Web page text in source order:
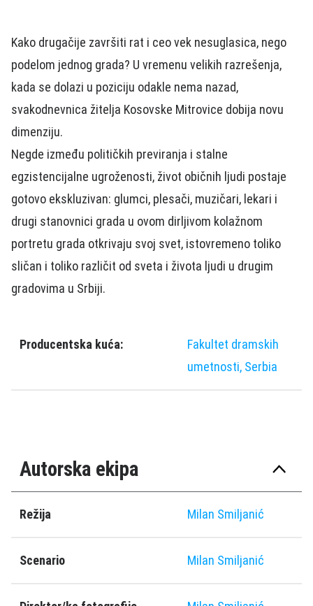
Kako drugačije završiti rat i ceo vek nesuglasica, nego
podelom jednog grada? U vremenu velikih razrešenja,
kada se dolazi u poziciju odakle nema nazad,
svakodnevnica žitelja Kosovske Mitrovice dobija novu
dimenziju.
Negde između političkih previranja i stalne
egzistencijalne ugroženosti, život običnih ljudi postaje
gotovo ekskluzivan: glumci, plesači, muzičari, lekari i
drugi stanovnici grada u ovom dirljivom kolažnom
portretu grada otkrivaju svoj svet, istovremeno toliko
sličan i toliko različit od sveta i života ljudi u drugim
gradovima u Srbiji.
Producentska kuća:
Fakultet dramskih
umetnosti, Serbia
Autorska ekipa
Režija Milan Smiljanić
Scenario Milan Smiljanić